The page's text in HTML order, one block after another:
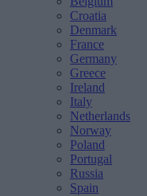
Croatia
Denmark
France
Germany
Greece
Ireland
Italy
Netherlands
Norway
Poland
Portugal
Russia
Spain